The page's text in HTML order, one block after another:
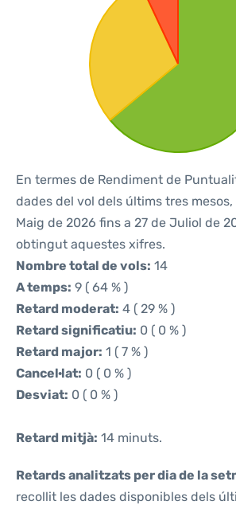
En termes de Rendiment de
dades del vol dels últims tres
Maig de 2026 fins a 27 de Juliol de
obtingut aquestes xifres.
Nombre total de vols: 14
A temps: 9 ( 64 % )
Retard moderat: 4 ( 29 % )
Retard significatiu: 0 ( 0 % )
Retard major: 1 ( 7 % )
Cancel·lat: 0 ( 0 % )
Desviat: 0 ( 0 % )
Retard mitjà: 14 minuts.
Retards analitzats per dia de la
recollit les dades disponibles dels